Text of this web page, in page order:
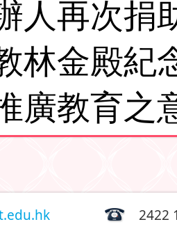
人再次捐
林金殿紀
廣教育之
2422